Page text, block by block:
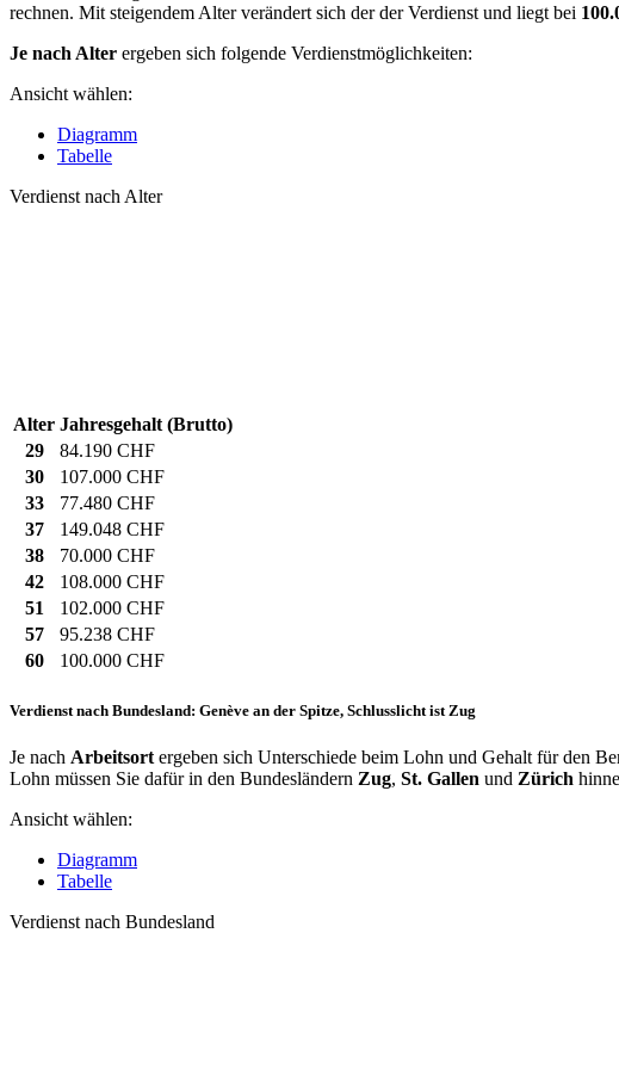
rechnen. Mit steigendem Alter verändert sich der der Verdienst und liegt bei
Je nach Alter ergeben sich folgende Verdienstmöglichkeiten:
Ansicht wählen:
Diagramm
Tabelle
Verdienst nach Alter
Alter Jahresgehalt (Brutto)
29
84.190 CHF
30
107.000 CHF
33
77.480 CHF
37
149.048 CHF
38
70.000 CHF
42
108.000 CHF
51
102.000 CHF
57
95.238 CHF
60
100.000 CHF
Verdienst nach Bundesland: Genève an der Spitze, Schlusslicht ist Zug
Je nach Arbeitsort ergeben sich Unterschiede beim Lohn und Gehalt für den
Lohn müssen Sie dafür in den Bundesländern Zug, St. Gallen und Zürich
Ansicht wählen:
Diagramm
Tabelle
Verdienst nach Bundesland